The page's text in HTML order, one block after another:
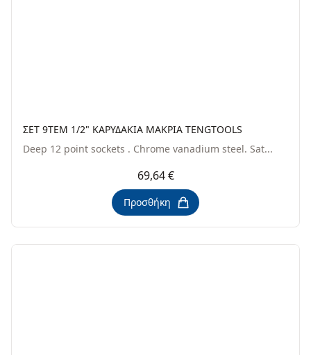
ΣΕΤ 9TEM 1/2" ΚΑΡΥΔΑΚΙΑ ΜΑΚΡΙΑ TENGTOOLS
Deep 12 point sockets . Chrome vanadium steel. Sat...
69,64 €
Προσθήκη